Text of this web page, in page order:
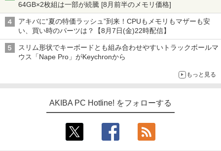
64GB×2枚組は一部が続騰 [8月前半のメモリ価格]
アキバに“夏の特価ラッシュ”到来！CPUもメモリもマザーも安
い、買い時のパーツは？【8月7日(金)22時配信】
スリム形状でキーボードとも組み合わせやすいトラックボールマ
ウス「Nape Pro」がKeychronから
もっと見る
AKIBA PC Hotline! をフォローする